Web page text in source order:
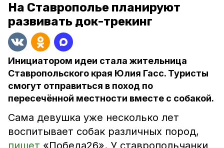
На Ставрополье планируют
развивать док-трекинг
Инициатором идеи стала жительница
Ставропольского края Юлия Гасс. Туристы
смогут отправиться в поход по
пересечённой местности вместе с собакой.
Сама девушка уже несколько лет
воспитывает собак различных пород,
пишет «Победа26». У ставропольчанки